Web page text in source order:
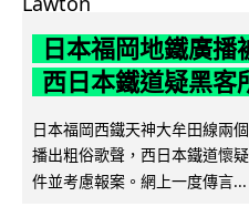
日本福岡地鐵廣播
西日本鐵道疑黑客
日本福岡西鐵天神大牟田線兩
播出粗俗歌聲，西日本鐵道懷
件並考慮報案。網上一度傳言...